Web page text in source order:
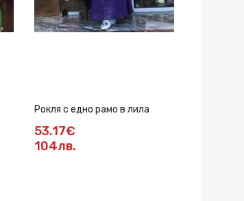
Рокля с едно рамо в лила
53.17€
104лв.